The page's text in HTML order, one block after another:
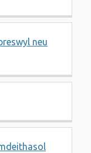
neu